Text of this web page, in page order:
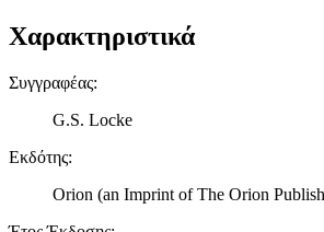
Χαρακτηριστικά
Συγγραφέας:
G.S. Locke
Εκδότης:
Orion (an Imprint of The Orion